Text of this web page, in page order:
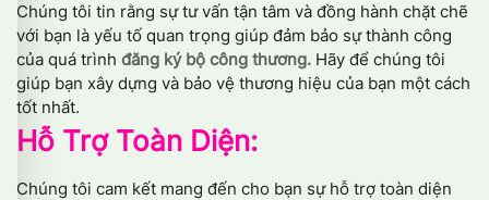
Chúng tôi tin rằng sự tư vấn tận tâm và đồng hành chặt chẽ
với bạn là yếu tố quan trọng giúp đảm bảo sự thành công
của quá trình đăng ký bộ công thương. Hãy để chúng tôi
giúp bạn xây dựng và bảo vệ thương hiệu của bạn một cách
tốt nhất.
Hỗ Trợ Toàn Diện:
Chúng tôi cam kết mang đến cho bạn sự hỗ trợ toàn diện